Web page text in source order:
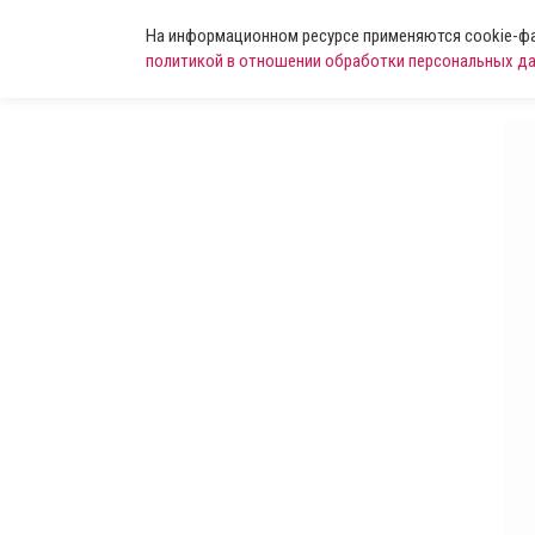
На информационном ресурсе применяются cookie-
политикой в отношении обработки персональных